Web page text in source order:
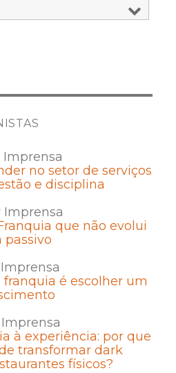
no setor de serviços
e disciplina
Imprensa
que não evolui
passivo
é escolher um
à experiência: por que
transformar dark
físicos?